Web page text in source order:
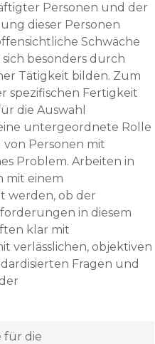
Personen und der
dieser Personen
Schwäche
besonders durch
Tätigkeit bilden. Zum
spezifischen Fertigkeit
die Auswahl
untergeordnete Rolle
Personen mit
Problem. Arbeiten in
mit einem
werden, ob der
in diesem
klar mit
verlässlichen, objektiven
Fragen und
für die